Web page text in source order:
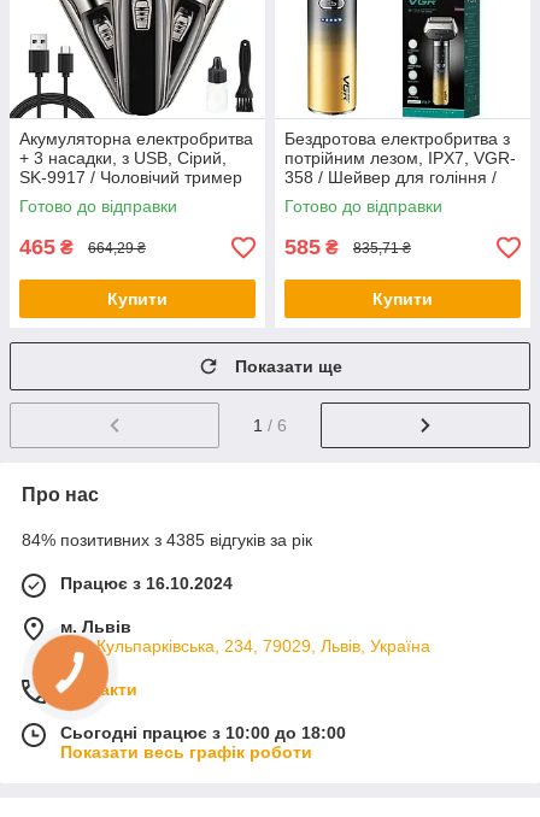
Акумуляторна електробритва
+ 3 насадки, з USB, Сірий,
SK-9917 / Чоловічий тример
для гоління / Роторна бритва
Готово до відправки
465 ₴ 664,29 ₴
Купити
Бездротова електробритва з
потрійним лезом, IPX7, VGR-
358 / Шейвер для гоління /
Чоловіча машинка для
гоління
Готово до відправки
585 ₴ 835,71 ₴
Купити
Показати ще
1 / 6
Про нас
84% позитивних з 4385 відгуків за рік
Працює з 16.10.2024
м. Львів
вул. Кульпарківська, 234, 79029, Львів, Україна
Контакти
Сьогодні працює з 10:00 до 18:00
Показати весь графік роботи